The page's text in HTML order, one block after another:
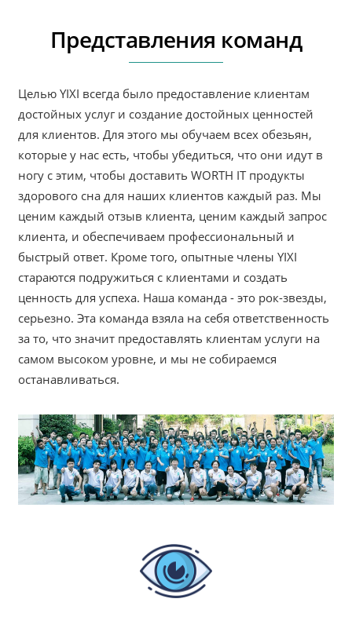
Представления команд
Целью YIXI всегда было предоставление клиентам
достойных услуг и создание достойных ценностей
для клиентов. Для этого мы обучаем всех обезьян,
которые у нас есть, чтобы убедиться, что они идут в
ногу с этим, чтобы доставить WORTH IT продукты
здорового сна для наших клиентов каждый раз. Мы
ценим каждый отзыв клиента, ценим каждый запрос
клиента, и обеспечиваем профессиональный и
быстрый ответ. Кроме того, опытные члены YIXI
стараются подружиться с клиентами и создать
ценность для успеха. Наша команда - это рок-звезды,
серьезно. Эта команда взяла на себя ответственность
за то, что значит предоставлять клиентам услуги на
самом высоком уровне, и мы не собираемся
останавливаться.